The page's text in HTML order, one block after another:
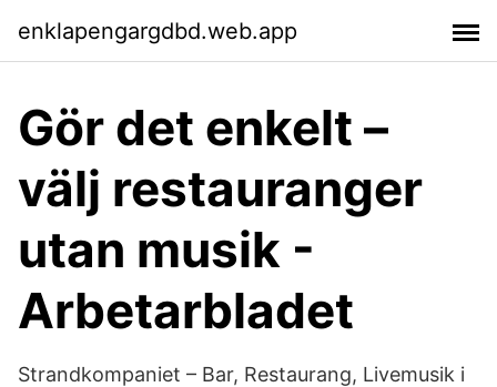
enklapengargdbd.web.app
Gör det enkelt –
välj restauranger
utan musik -
Arbetarbladet
Strandkompaniet – Bar, Restaurang, Livemusik i